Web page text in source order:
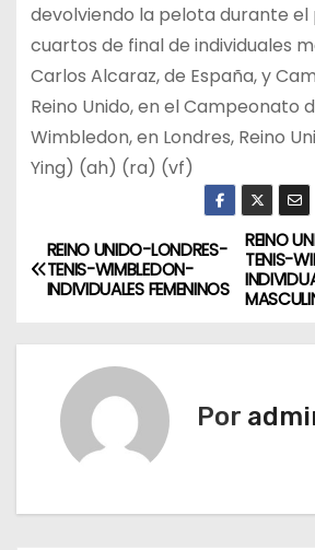
devolviendo la pelota durante el
cuartos de final de individuales
Carlos Alcaraz, de España, y
Reino Unido, en el Campeonato
Wimbledon, en Londres, Reino
Ying) (ah) (ra) (vf)
N
a
v
c
REINO
TENIS-
REINO UNIDO-LONDRES-
TENIS-WIMBLEDON-
INDIVIDUALES FEMENINOS
Por